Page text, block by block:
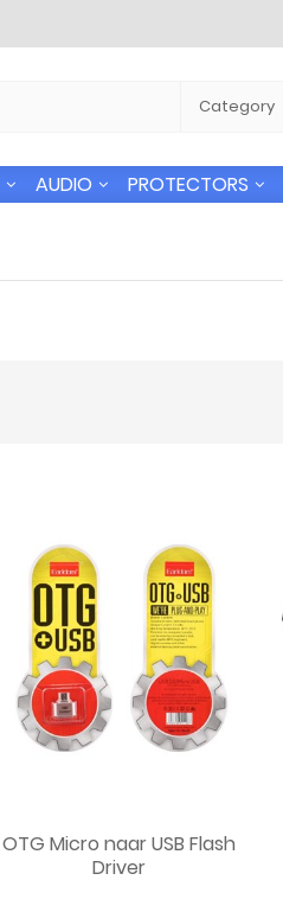
AUDIO PROTECTORS
OTG Micro naar USB Flash
Driver